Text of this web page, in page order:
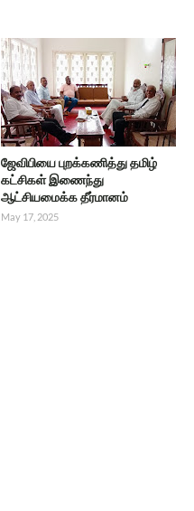
ஜேவிபியை புறக்கணித்து தமிழ்
கட்சிகள் இணைந்து
ஆட்சியமைக்க தீர்மானம்
May 17, 2025